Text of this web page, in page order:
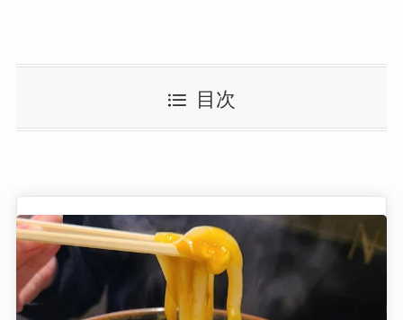
目次